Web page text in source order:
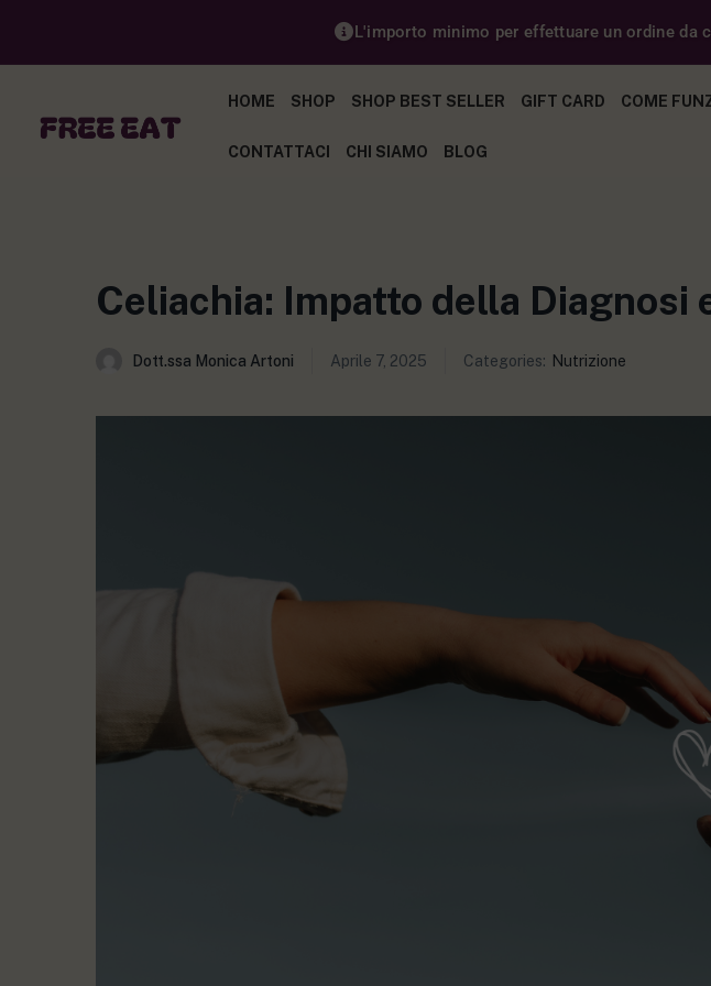
L'importo minimo per effettuare un ordine
HOME SHOP SHOP BEST SELLER GIFT CARD COME
CONTATTACI CHI SIAMO BLOG
Celiachia: Impatto della Diagnosi
Dott.ssa Monica Artoni Aprile 7, 2025 Categories: Nutrizione